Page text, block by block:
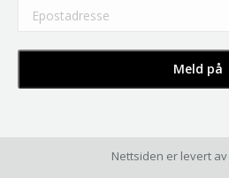
Nettsiden er levert av